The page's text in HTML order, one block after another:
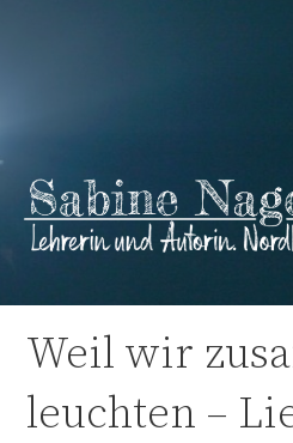
Sabine Nagel
Weil wir
leuchten –